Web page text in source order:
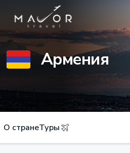
Армения
О странеТуры